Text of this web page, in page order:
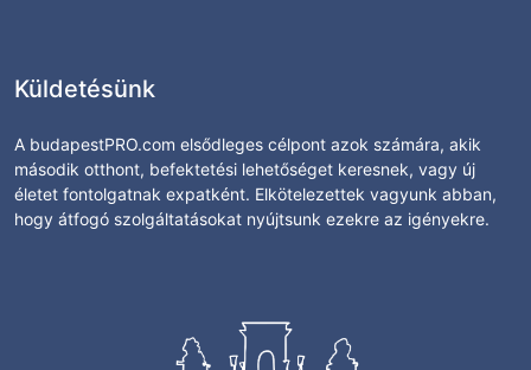
Küldetésünk
A budapestPRO.com elsődleges célpont azok számára, akik
második otthont, befektetési lehetőséget keresnek, vagy új
életet fontolgatnak expatként. Elkötelezettek vagyunk abban,
hogy átfogó szolgáltatásokat nyújtsunk ezekre az igényekre.